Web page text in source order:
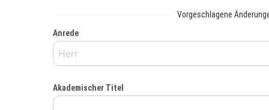
Vorgeschlagene
Anrede
Akademischer Titel